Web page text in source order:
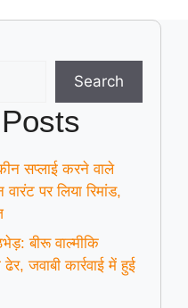
Search
सप्लाई करने वाले
पर लिया रिमांड,
बीरू वाल्मीकि
जवाबी कार्रवाई में हुई